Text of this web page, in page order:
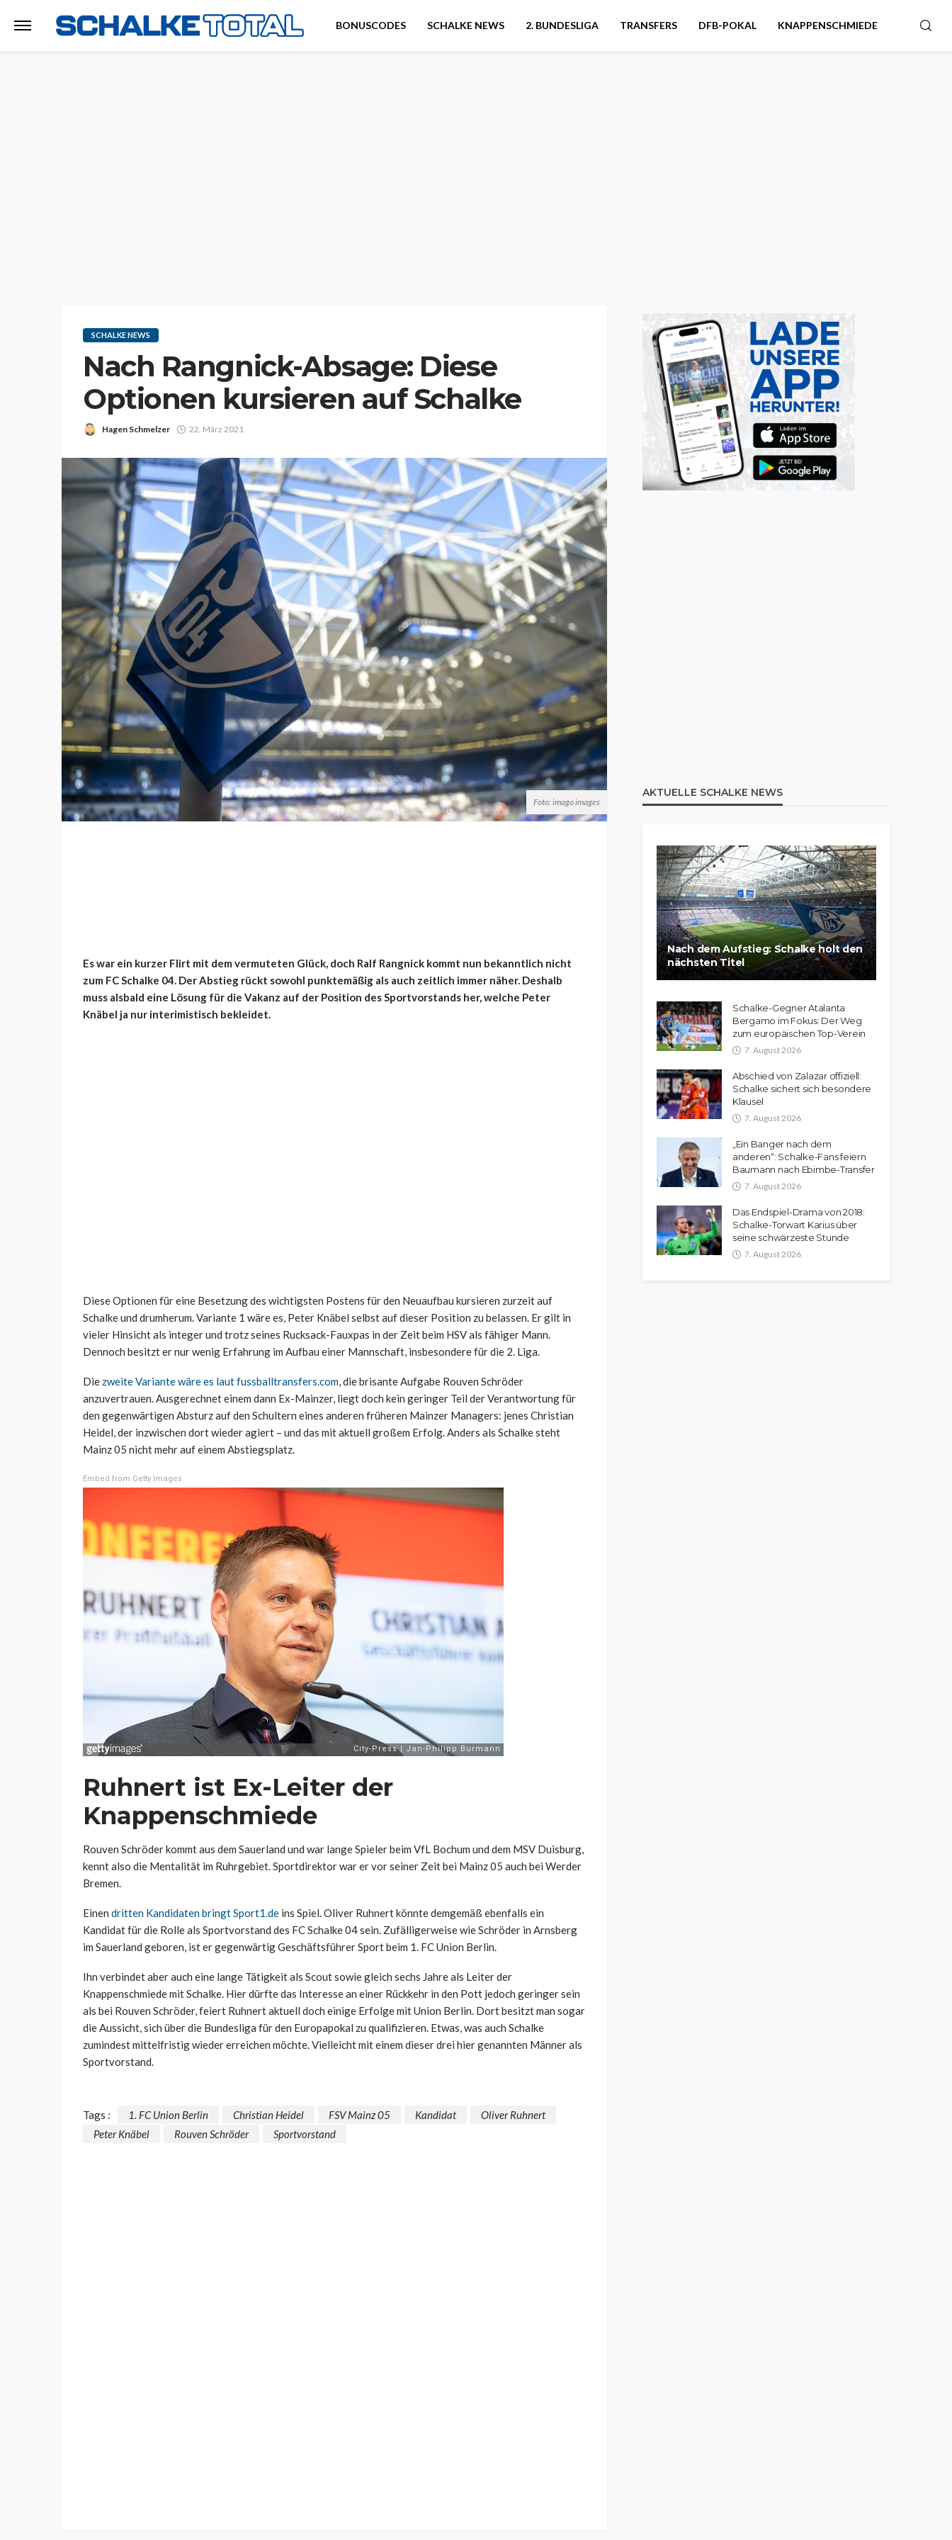
BONUSCODES SCHALKE NEWS 2. BUNDESLIGA TRANSFERS DFB-POKAL KNAPPENSCHMIEDE
SCHALKE NEWS
Nach Rangnick-Absage: Diese
Optionen kursieren auf Schalke
Hagen Schmelzer 22. März 2021
Foto: imago images
Es war ein kurzer Flirt mit dem vermuteten Glück, doch Ralf Rangnick kommt nun bekanntlich nicht
zum FC Schalke 04. Der Abstieg rückt sowohl punktemäßig als auch zeitlich immer näher. Deshalb
muss alsbald eine Lösung für die Vakanz auf der Position des Sportvorstands her, welche Peter
Knäbel ja nur interimistisch bekleidet.
Diese Optionen für eine Besetzung des wichtigsten Postens für den Neuaufbau kursieren zurzeit auf
Schalke und drumherum. Variante 1 wäre es, Peter Knäbel selbst auf dieser Position zu belassen. Er gilt in
vieler Hinsicht als integer und trotz seines Rucksack-Fauxpas in der Zeit beim HSV als fähiger Mann.
Dennoch besitzt er nur wenig Erfahrung im Aufbau einer Mannschaft, insbesondere für die 2. Liga.
Die zweite Variante wäre es laut fussballtransfers.com, die brisante Aufgabe Rouven Schröder
anzuvertrauen. Ausgerechnet einem dann Ex-Mainzer, liegt doch kein geringer Teil der Verantwortung für
den gegenwärtigen Absturz auf den Schultern eines anderen früheren Mainzer Managers: jenes Christian
Heidel, der inzwischen dort wieder agiert – und das mit aktuell großem Erfolg. Anders als Schalke steht
Mainz 05 nicht mehr auf einem Abstiegsplatz.
Embed from Getty Images
Ruhnert ist Ex-Leiter der
Knappenschmiede
Rouven Schröder kommt aus dem Sauerland und war lange Spieler beim VfL Bochum und dem MSV Duisburg,
kennt also die Mentalität im Ruhrgebiet. Sportdirektor war er vor seiner Zeit bei Mainz 05 auch bei Werder
Bremen.
Einen dritten Kandidaten bringt Sport1.de ins Spiel. Oliver Ruhnert könnte demgemäß ebenfalls ein
Kandidat für die Rolle als Sportvorstand des FC Schalke 04 sein. Zufälligerweise wie Schröder in Arnsberg
im Sauerland geboren, ist er gegenwärtig Geschäftsführer Sport beim 1. FC Union Berlin.
Ihn verbindet aber auch eine lange Tätigkeit als Scout sowie gleich sechs Jahre als Leiter der
Knappenschmiede mit Schalke. Hier dürfte das Interesse an einer Rückkehr in den Pott jedoch geringer sein
als bei Rouven Schröder, feiert Ruhnert aktuell doch einige Erfolge mit Union Berlin. Dort besitzt man sogar
die Aussicht, sich über die Bundesliga für den Europapokal zu qualifizieren. Etwas, was auch Schalke
zumindest mittelfristig wieder erreichen möchte. Vielleicht mit einem dieser drei hier genannten Männer als
Sportvorstand.
Tags : 1. FC Union Berlin Christian Heidel FSV Mainz 05 Kandidat
Oliver Ruhnert
Peter Knäbel
Rouven Schröder Sportvorstand
AKTUELLE SCHALKE NEWS
Nach dem Aufstieg: Schalke holt den
nächsten Titel
Schalke-Gegner Atalanta
Bergamo im Fokus: Der Weg
zum europäischen Top-Verein
7. August 2026
Abschied von Zalazar offiziell:
Schalke sichert sich besondere
Klausel
7. August 2026
„Ein Banger nach dem
anderen“: Schalke-Fans feiern
Baumann nach Ebimbe-Transfer
7. August 2026
Das Endspiel-Drama von 2018:
Schalke-Torwart Karius über
seine schwärzeste Stunde
7. August 2026